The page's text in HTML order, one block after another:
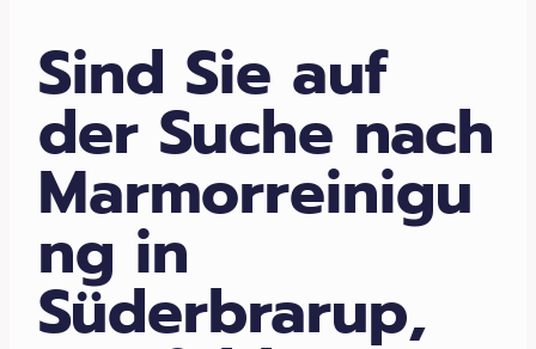
Sind Sie auf
der Suche nach
Marmorreinigu
ng in
Süderbrarup,